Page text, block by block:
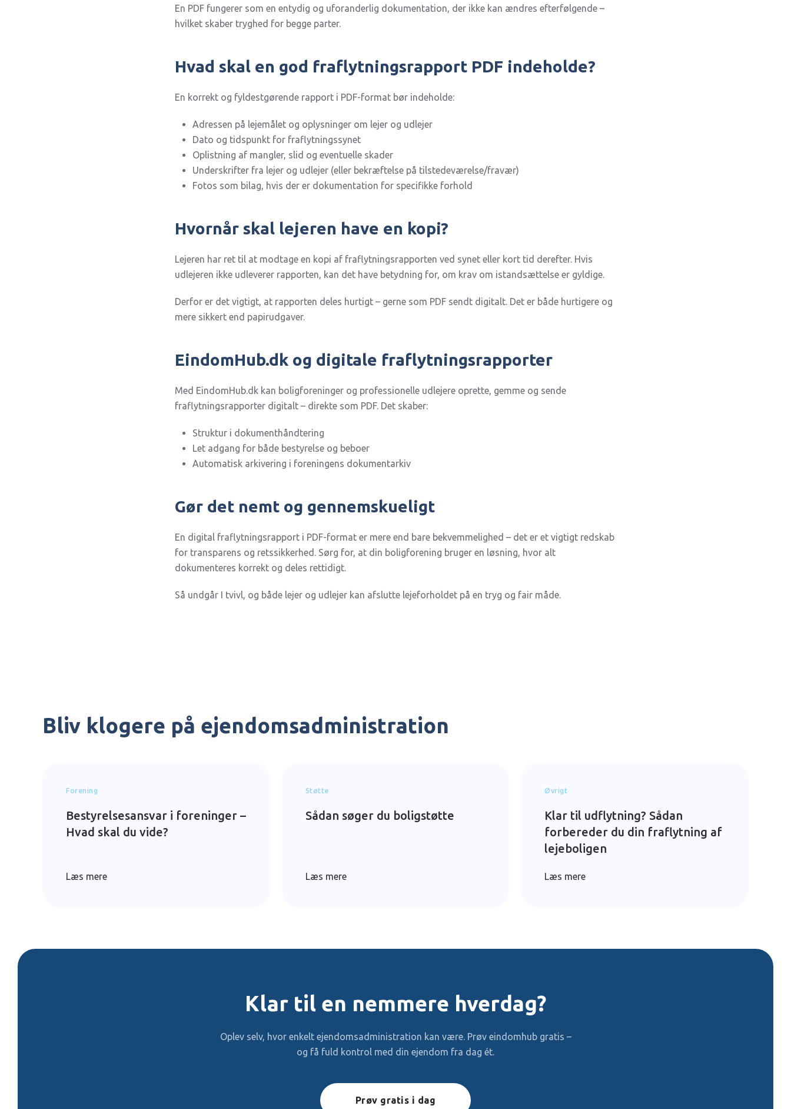
En PDF fungerer som en entydig og uforanderlig dokumentation, der ikke kan ændres efterfølgende –
hvilket skaber tryghed for begge parter.
Hvad skal en god fraflytningsrapport PDF indeholde?
En korrekt og fyldestgørende rapport i PDF-format bør indeholde:
Adressen på lejemålet og oplysninger om lejer og udlejer
Dato og tidspunkt for fraflytningssynet
Oplistning af mangler, slid og eventuelle skader
Underskrifter fra lejer og udlejer (eller bekræftelse på tilstedeværelse/fravær)
Fotos som bilag, hvis der er dokumentation for specifikke forhold
Hvornår skal lejeren have en kopi?
Lejeren har ret til at modtage en kopi af fraflytningsrapporten ved synet eller kort tid derefter. Hvis
udlejeren ikke udleverer rapporten, kan det have betydning for, om krav om istandsættelse er gyldige.
Derfor er det vigtigt, at rapporten deles hurtigt – gerne som PDF sendt digitalt. Det er både hurtigere og
mere sikkert end papirudgaver.
EindomHub.dk og digitale fraflytningsrapporter
Med EindomHub.dk kan boligforeninger og professionelle udlejere oprette, gemme og sende
fraflytningsrapporter digitalt – direkte som PDF. Det skaber:
Struktur i dokumenthåndtering
Let adgang for både bestyrelse og beboer
Automatisk arkivering i foreningens dokumentarkiv
Gør det nemt og gennemskueligt
En digital fraflytningsrapport i PDF-format er mere end bare bekvemmelighed – det er et vigtigt redskab
for transparens og retssikkerhed. Sørg for, at din boligforening bruger en løsning, hvor alt
dokumenteres korrekt og deles rettidigt.
Så undgår I tvivl, og både lejer og udlejer kan afslutte lejeforholdet på en tryg og fair måde.
Bliv klogere på ejendomsadministration
Forening
Bestyrelsesansvar i foreninger –
Hvad skal du vide?
Læs mere
Støtte
Sådan søger du boligstøtte
Læs mere
Øvrigt
Klar til udflytning? Sådan
forbereder du din fraflytning af
lejeboligen
Læs mere
Klar til en nemmere hverdag?
Oplev selv, hvor enkelt ejendomsadministration kan være. Prøv eindomhub gratis –
og få fuld kontrol med din ejendom fra dag ét.
Prøv gratis i dag